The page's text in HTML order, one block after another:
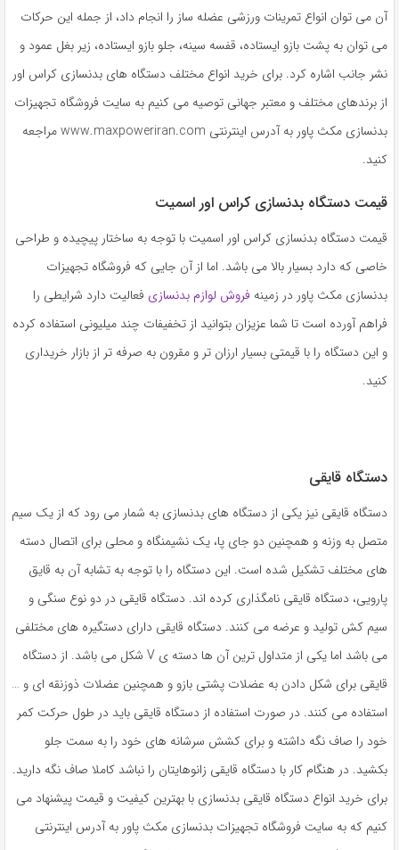
آن می توان انواع تمرینات ورزشی عضله ساز را انجام داد، از جمله این حرکات
می توان به پشت بازو ایستاده، قفسه سینه، جلو بازو ایستاده، زیر بغل عمود و
نشر جانب اشاره کرد. برای خرید انواع مختلف دستگاه های بدنسازی کراس اور
از برندهای مختلف و معتبر جهانی توصیه می کنیم به سایت فروشگاه تجهیزات
بدنسازی مکث پاور به آدرس اینترنتی www.maxpoweriran.com مراجعه
کنید.
قیمت دستگاه بدنسازی کراس اور اسمیت
قیمت دستگاه بدنسازی کراس اور اسمیت با توجه به ساختار پیچیده و طراحی
خاصی که دارد بسیار بالا می باشد. اما از آن جایی که فروشگاه تجهیزات
بدنسازی مکث پاور در زمینه فروش لوازم بدنسازی فعالیت دارد شرایطی را
فراهم آورده است تا شما عزیزان بتوانید از تخفیفات چند میلیونی استفاده کرده
و این دستگاه را با قیمتی بسیار ارزان تر و مقرون به صرفه تر از بازار خریداری
کنید.
دستگاه قایقی
دستگاه قایقی نیز یکی از دستگاه های بدنسازی به شمار می رود که از یک سیم
متصل به وزنه و همچنین دو جای پا، یک نشیمنگاه و محلی برای اتصال دسته
های مختلف تشکیل شده است. این دستگاه را با توجه به تشابه آن به قایق
پارویی، دستگاه قایقی نامگذاری کرده اند. دستگاه قایقی در دو نوع سنگی و
سیم کش تولید و عرضه می کنند. دستگاه قایقی دارای دستگیره های مختلفی
می باشد اما یکی از متداول ترین آن ها دسته ی V شکل می باشد. از دستگاه
قایقی برای شکل دادن به عضلات پشتی بازو و همچنین عضلات ذوزنقه ای و …
استفاده می کنند. در صورت استفاده از دستگاه قایقی باید در طول حرکت کمر
خود را صاف نگه داشته و برای کشش سرشانه های خود را به سمت جلو
بکشید. در هنگام کار با دستگاه قایقی زانوهایتان را نباشد کاملا صاف نگه دارید.
برای خرید انواع دستگاه قایقی بدنسازی با بهترین کیفیت و قیمت پیشنهاد می
کنیم که به سایت فروشگاه تجهیزات بدنسازی مکث پاور به آدرس اینترنتی